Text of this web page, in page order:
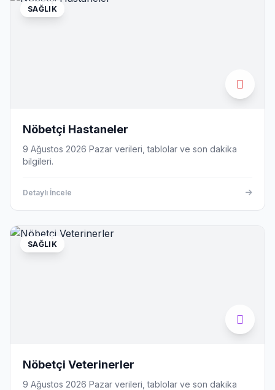
SAĞLIK
Nöbetçi Hastaneler
9 Ağustos 2026 Pazar verileri, tablolar ve son dakika
bilgileri.
Detaylı İncele
SAĞLIK
Nöbetçi Veterinerler
9 Ağustos 2026 Pazar verileri, tablolar ve son dakika